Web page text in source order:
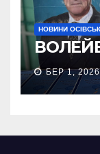
НОВИНИ
БЕР 1, 2026